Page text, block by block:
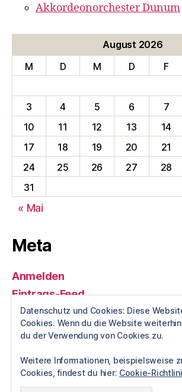
Akkordeonorchester Dunum
August 2026
M
D M D F
3
4 5 6 7
10
11 12 13 14
17
18 19 20 21
24
25 26 27 28
31
« Mai
Meta
Anmelden
Eintrags-Feed
Kommentar-Feed
WordPress.org
Datenschutz und Cookies: Diese
Cookies. Wenn du die Website
du der Verwendung von Cookies zu.
Weitere Informationen, beispielsweise
Cookies, findest du hier: Cookie-